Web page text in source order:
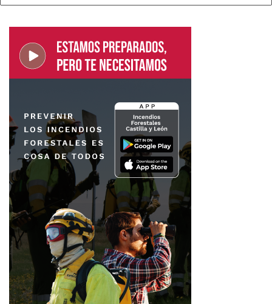
Dios”
centenario de Gaudí en la Catedral de León
también para subrayar la dimensión espiritual del
arquitecto. Su obra, especialmente la Sagrada Familia, se
naturaleza y arquitectura.
Gaudí fue declaradoVenerablepor la Iglesia católica en
abril de 2025, tras el reconocimiento de sus virtudes
heroicas por el papa Francisco.
La celebración leonesa se presenta así como un acto de
memoria, oración y cultura. Un homenaje que une
patrimonio, música sacra y espiritualidad en el primer
templo de la Diócesis de León.
Con esta eucaristía, la Catedral de León recupera una
página poco conocida de la relación entre Gaudí y la
ciudad. También recuerda a un creador universal que